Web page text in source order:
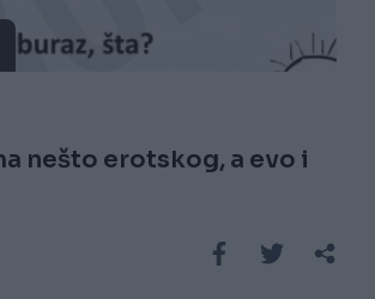
nešto erotskog, a evo i